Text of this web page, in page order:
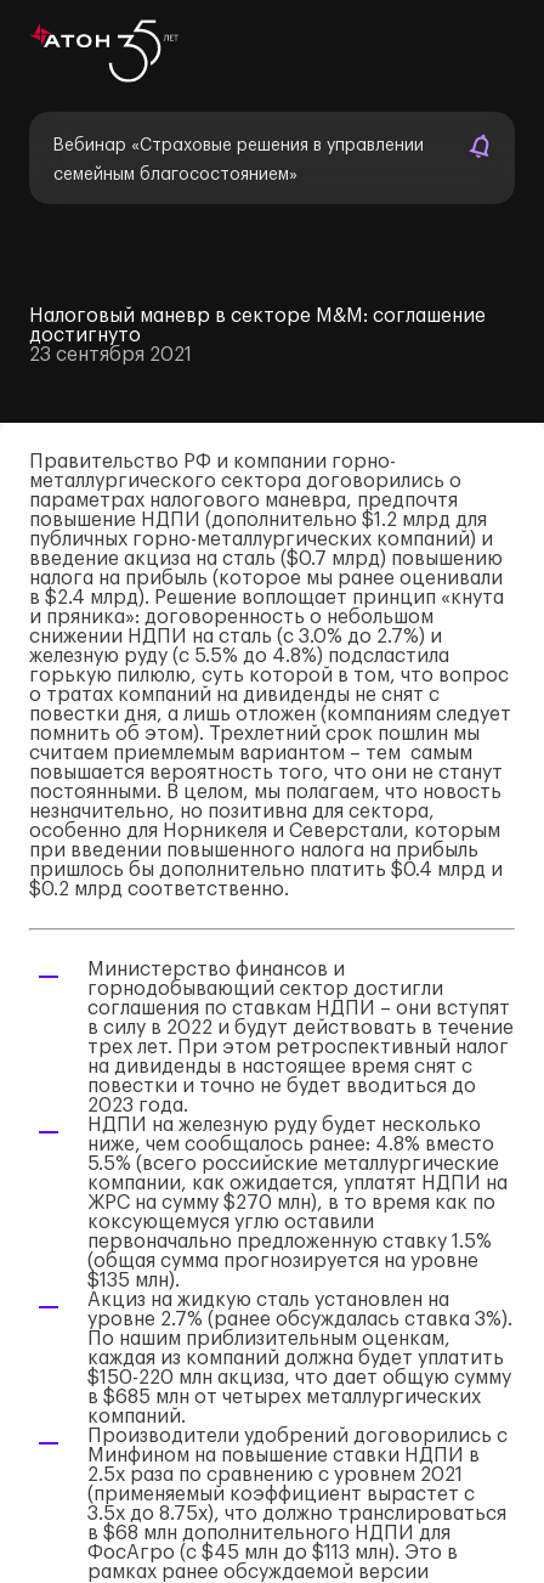
Вебинар «Страховые решения в управлении
семейным благосостоянием»
Налоговый маневр в секторе M&М: соглашение
достигнуто
23 сентября 2021
Правительство РФ и компании горно-
металлургического сектора договорились о
параметрах налогового маневра, предпочтя
повышение НДПИ (дополнительно $1.2 млрд для
публичных горно-металлургических компаний) и
введение акциза на сталь ($0.7 млрд) повышению
налога на прибыль (которое мы ранее оценивали
в $2.4 млрд). Решение воплощает принцип «кнута
и пряника»: договоренность о небольшом
снижении НДПИ на сталь (с 3.0% до 2.7%) и
железную руду (с 5.5% до 4.8%) подсластила
горькую пилюлю, суть которой в том, что вопрос
о тратах компаний на дивиденды не снят с
повестки дня, а лишь отложен (компаниям следует
помнить об этом). Трехлетний срок пошлин мы
считаем приемлемым вариантом – тем самым
повышается вероятность того, что они не станут
постоянными. В целом, мы полагаем, что новость
незначительно, но позитивна для сектора,
особенно для Норникеля и Северстали, которым
при введении повышенного налога на прибыль
пришлось бы дополнительно платить $0.4 млрд и
$0.2 млрд соответственно.
Министерство финансов и
горнодобывающий сектор достигли
соглашения по ставкам НДПИ – они вступят
в силу в 2022 и будут действовать в течение
трех лет. При этом ретроспективный налог
на дивиденды в настоящее время снят с
повестки и точно не будет вводиться до
2023 года.
НДПИ на железную руду будет несколько
ниже, чем сообщалось ранее: 4.8% вместо
5.5% (всего российские металлургические
компании, как ожидается, уплатят НДПИ на
ЖРС на сумму $270 млн), в то время как по
коксующемуся углю оставили
первоначально предложенную ставку 1.5%
(общая сумма прогнозируется на уровне
$135 млн).
Акциз на жидкую сталь установлен на
уровне 2.7% (ранее обсуждалась ставка 3%).
По нашим приблизительным оценкам,
каждая из компаний должна будет уплатить
$150-220 млн акциза, что дает общую сумму
в $685 млн от четырех металлургических
компаний.
Производители удобрений договорились с
Минфином на повышение ставки НДПИ в
2.5x раза по сравнению с уровнем 2021
(применяемый коэффициент вырастет с
3.5x до 8.75x), что должно транслироваться
в $68 млн дополнительного НДПИ для
ФосАгро (с $45 млн до $113 млн). Это в
рамках ранее обсуждаемой версии